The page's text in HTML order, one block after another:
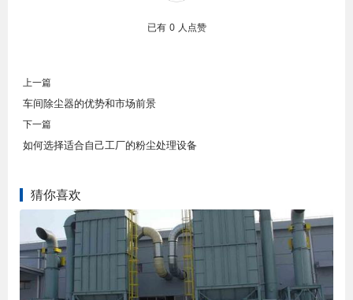
已有 0 人点赞
上一篇
车间除尘器的优势和市场前景
下一篇
如何选择适合自己工厂的粉尘处理设备
猜你喜欢